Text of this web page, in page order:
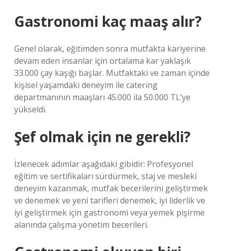
Gastronomi kaç maaş alır?
Genel olarak, eğitimden sonra mutfakta kariyerine
devam eden insanlar için ortalama kar yaklaşık
33.000 çay kaşığı başlar. Mutfaktaki ve zaman içinde
kişisel yaşamdaki deneyim ile catering
departmanının maaşları 45.000 ila 50.000 TL’ye
yükseldi.
Şef olmak için ne gerekli?
İzlenecek adımlar aşağıdaki gibidir: Profesyonel
eğitim ve sertifikaları sürdürmek, staj ve mesleki
deneyim kazanmak, mutfak becerilerini geliştirmek
ve denemek ve yeni tarifleri denemek, iyi liderlik ve
iyi geliştirmek için gastronomi veya yemek pişirme
alanında çalışma yönetim becerileri.